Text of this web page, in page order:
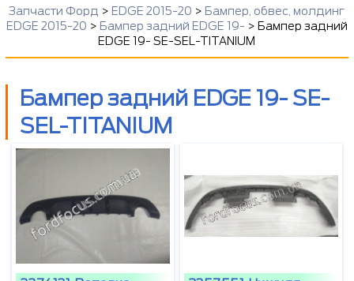
Запчасти Форд > EDGE 2015-20 > Бампер, обвес, молдинг
EDGE 2015-20 > Бампер задний EDGE 19- > Бампер задний
EDGE 19- SE-SEL-TITANIUM
Бампер задний EDGE 19- SE-
SEL-TITANIUM